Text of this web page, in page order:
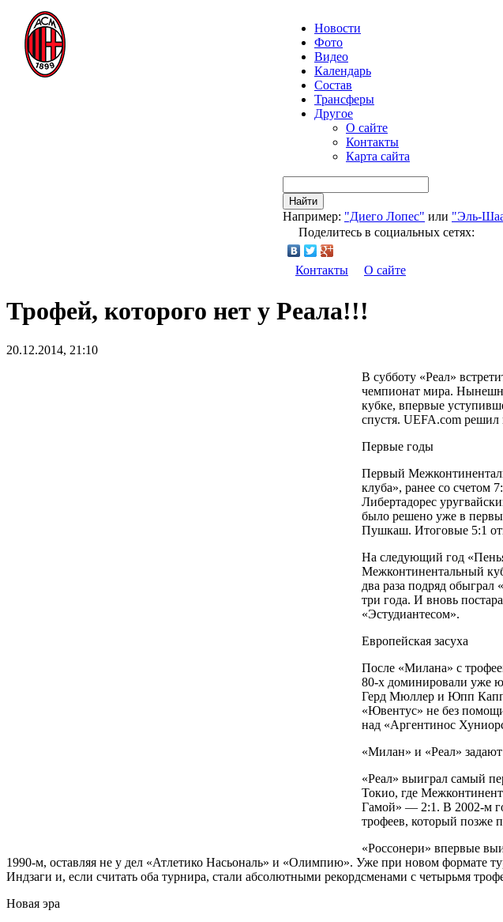
Новости
Фото
Видео
Календарь
Состав
Трансферы
Другое
О сайте
Контакты
Карта сайта
Найти
Например: "Диего Лопес" или "Эль-
Поделитесь в социальных сетях:
Контакты О сайте
Трофей, которого нет у Реала!!!
20.12.2014, 21:10
В субботу «Реал»
чемпионат мира.
кубке, впервые
спустя. UEFA.com решил
Первые годы
Первый
клуба», ранее со счетом
Либертадорес
было решено уже в
Пушкаш. Итоговые 5:1
На следующий год
Межконтинентальный
два раза подряд
три года. И вновь
«Эстудиантесом».
Европейская засуха
После «Милана» с
80-х доминировали уже
Герд Мюллер и Юпп
«Ювентус» не без
над «Аргентинос
«Милан» и «Реал»
«Реал» выиграл самый
Токио, где
Гамой» — 2:1. В 2002-м
трофеев, который позже
«Россонери» впервые
1990-м, оставляя не у дел «Атлетико Насьональ» и «Олимпию». Уже при новом формате
Индзаги и, если считать оба турнира, стали абсолютными рекордсменами с четырьмя
Новая эра